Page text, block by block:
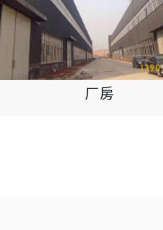
厂房